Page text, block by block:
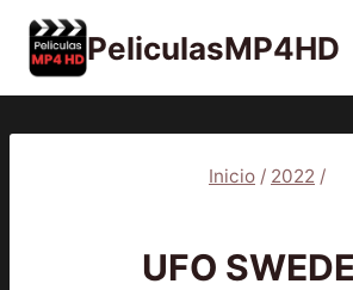
Saltar
contenido
PeliculasMP4HD
Inicio / 2022 /
UFO